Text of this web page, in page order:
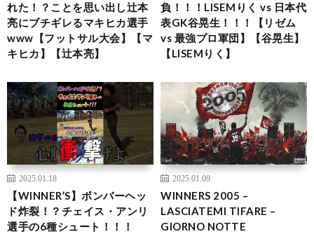
れた！？ことを思い出し辻本
亮にブチギレるマキヒカ選手
www【フットサル大会】【マ
キヒカ】【辻本亮】
負！！！LISEMりく vs 日本代
表GK谷晃生！！！【リゼム
vs 最強プロ軍団】【谷晃生】
【LISEMりく】
2025.01.18
【WINNER’S】ボンバーヘッ
ド炸裂！？チェイス・アンリ
選手の6種シュート！！！
2025.01.09
WINNERS 2005 –
LASCIATEMI TIFARE –
GIORNO NOTTE